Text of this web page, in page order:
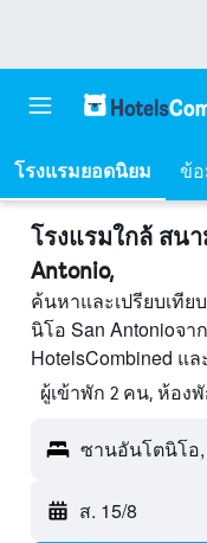
โรงแรมยอดนิยม ข้อ
โรงแรมใกล้ สน
Antonio,
ค้นหาและเปรียบเที
นิโอ San Antonioจา
HotelsCombined แ
ผู้เข้าพัก 2 คน, ห้อง
ส. 15/8